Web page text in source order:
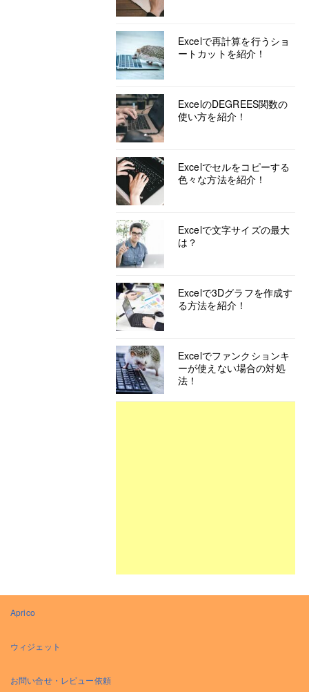
Excelで再計算を行うショ
ートカットを紹介！
ExcelのDEGREES関数の
使い方を紹介！
Excelでセルをコピーする
色々な方法を紹介！
Excelで文字サイズの最大
は？
Excelで3Dグラフを作成す
る方法を紹介！
Excelでファンクションキ
ーが使えない場合の対処
法！
Aprico
ウィジェット
お問い合せ・レビュー依頼